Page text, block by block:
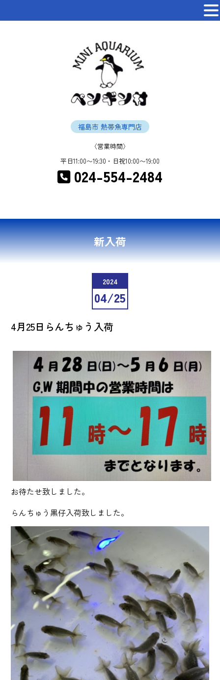
福島市 熱帯魚専門店
〈営業時間〉
平日11:00〜19:30・日祝10:00〜19:00
024-554-2484
新入荷
2024
04/25
4月25日らんちゅう入荷
お待たせ致しました。
らんちゅう黒仔入荷致しました。